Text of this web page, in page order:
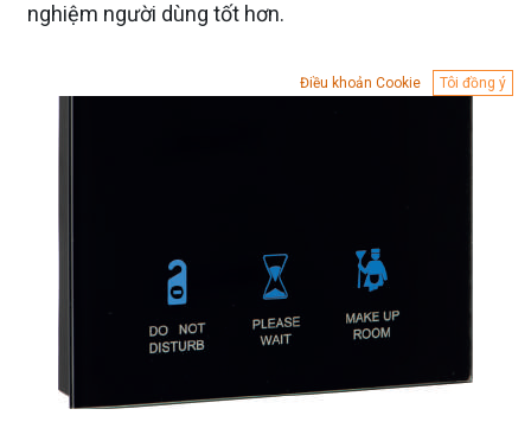
nghiệm người dùng tốt hơn.
Điều khoản Cookie Tôi đồng ý